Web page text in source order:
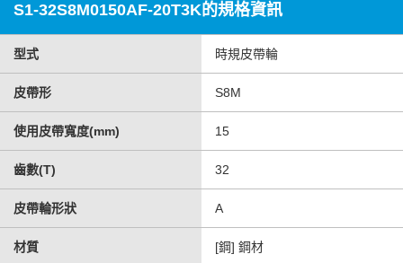
S1-32S8M0150AF-20T3K的規格資訊
型式 時規皮帶輪
皮帶形 S8M
使用皮帶寬度(mm) 15
齒數(T) 32
皮帶輪形狀 A
材質 [鋼] 鋼材